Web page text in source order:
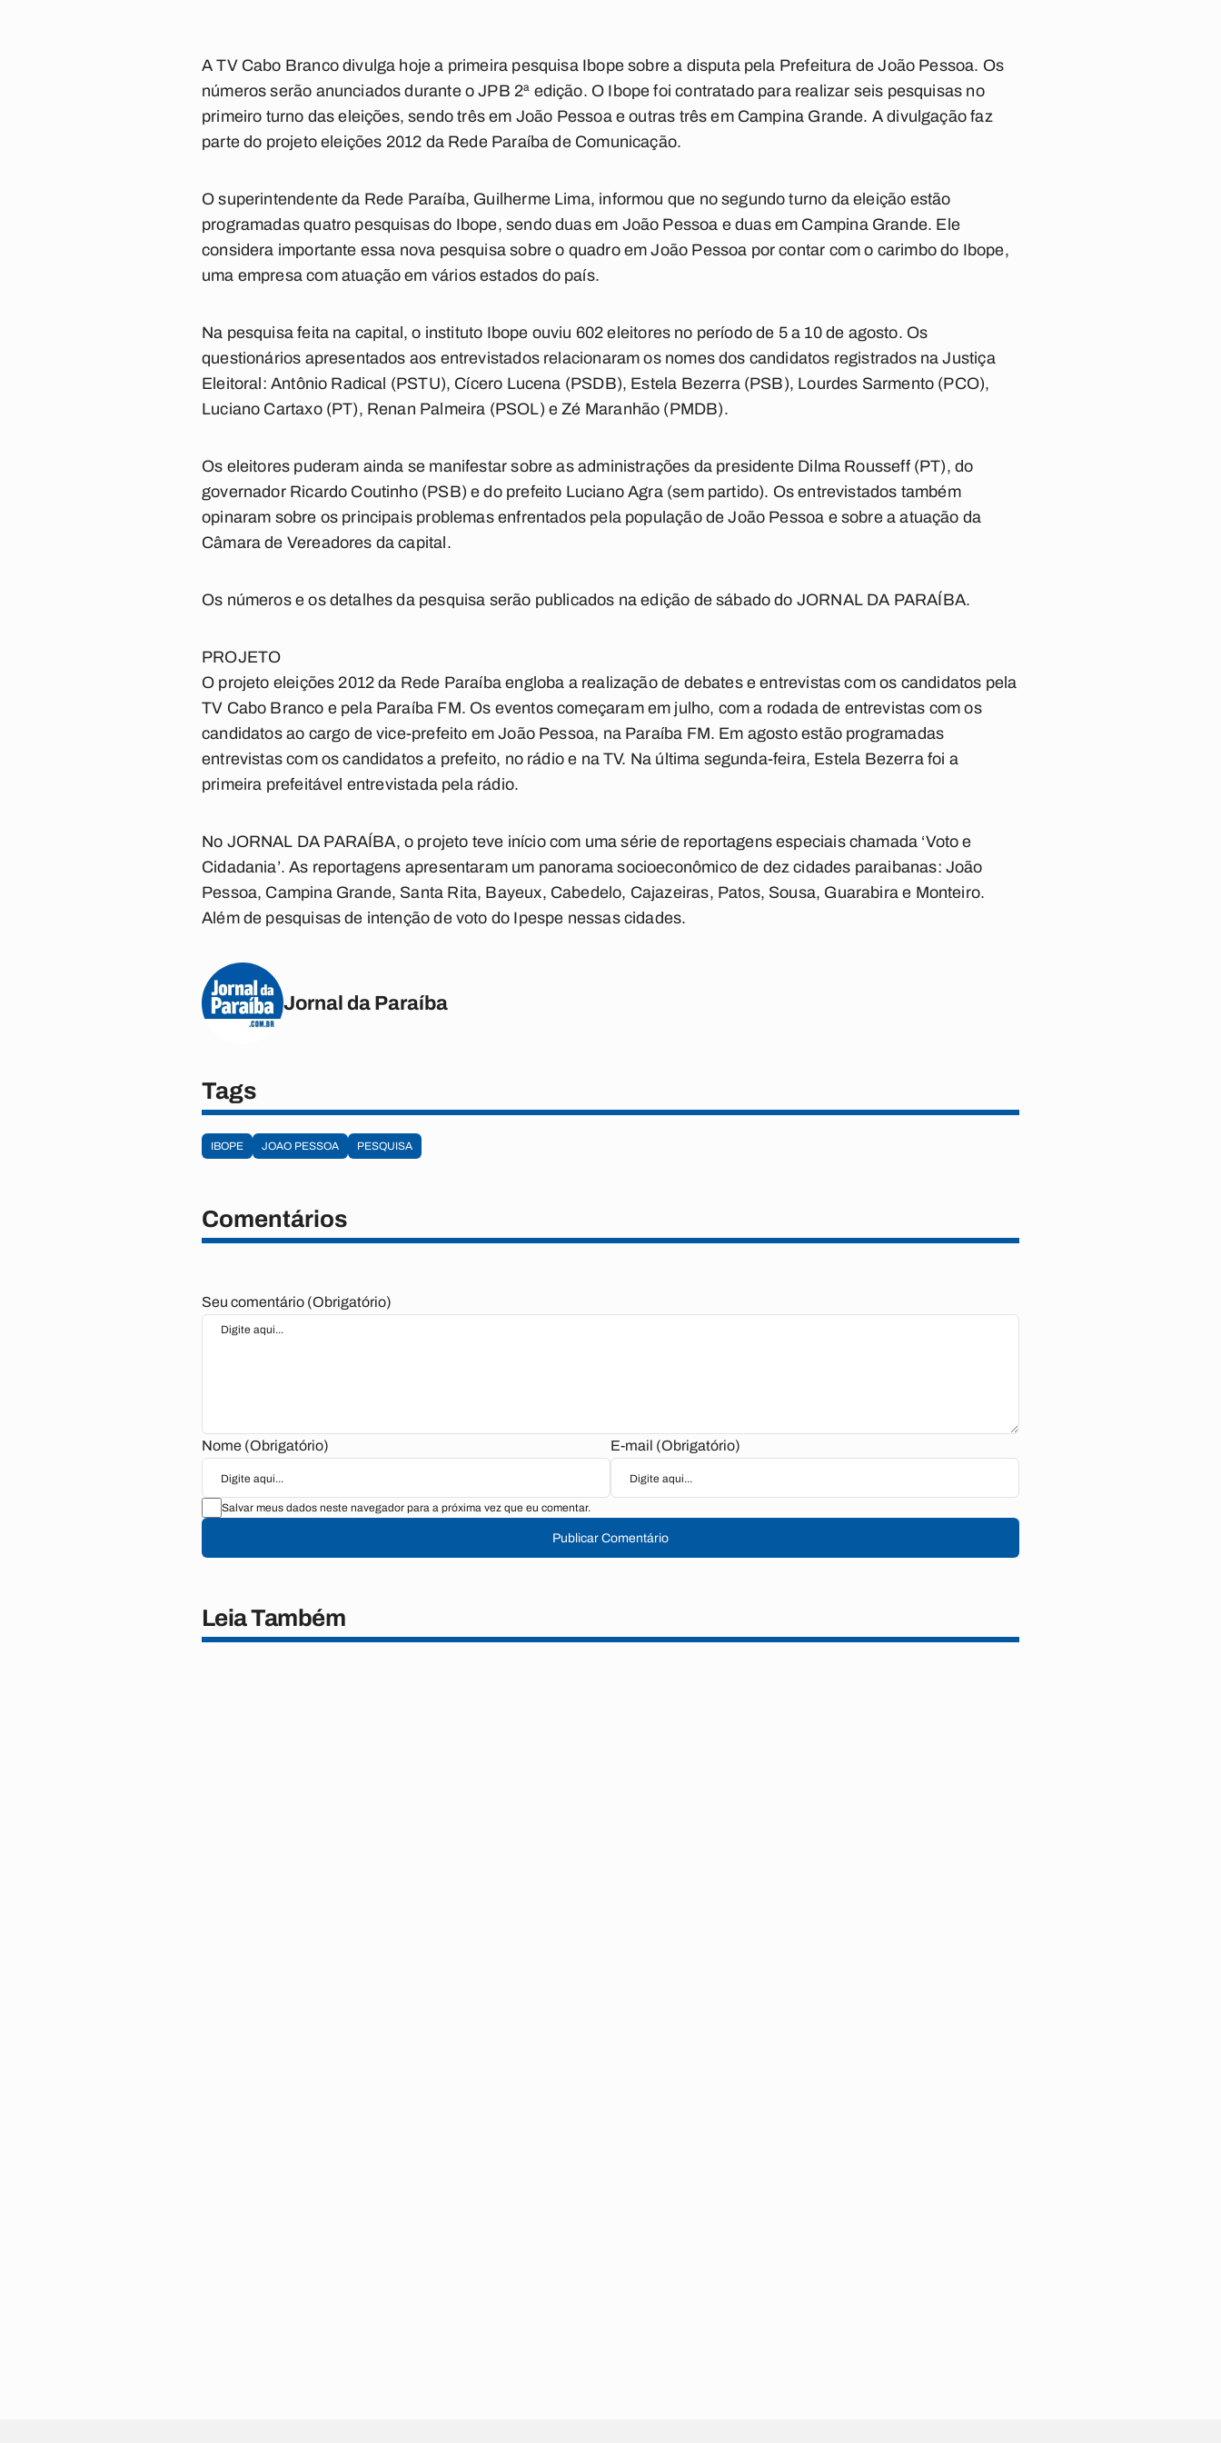
A TV Cabo Branco divulga hoje a primeira pesquisa Ibope sobre a disputa pela Prefeitura de João Pessoa. Os
números serão anunciados durante o JPB 2ª edição. O Ibope foi contratado para realizar seis pesquisas no
primeiro turno das eleições, sendo três em João Pessoa e outras três em Campina Grande. A divulgação faz
parte do projeto eleições 2012 da Rede Paraíba de Comunicação.
O superintendente da Rede Paraíba, Guilherme Lima, informou que no segundo turno da eleição estão
programadas quatro pesquisas do Ibope, sendo duas em João Pessoa e duas em Campina Grande. Ele
considera importante essa nova pesquisa sobre o quadro em João Pessoa por contar com o carimbo do Ibope,
uma empresa com atuação em vários estados do país.
Na pesquisa feita na capital, o instituto Ibope ouviu 602 eleitores no período de 5 a 10 de agosto. Os
questionários apresentados aos entrevistados relacionaram os nomes dos candidatos registrados na Justiça
Eleitoral: Antônio Radical (PSTU), Cícero Lucena (PSDB), Estela Bezerra (PSB), Lourdes Sarmento (PCO),
Luciano Cartaxo (PT), Renan Palmeira (PSOL) e Zé Maranhão (PMDB).
Os eleitores puderam ainda se manifestar sobre as administrações da presidente Dilma Rousseff (PT), do
governador Ricardo Coutinho (PSB) e do prefeito Luciano Agra (sem partido). Os entrevistados também
opinaram sobre os principais problemas enfrentados pela população de João Pessoa e sobre a atuação da
Câmara de Vereadores da capital.
Os números e os detalhes da pesquisa serão publicados na edição de sábado do JORNAL DA PARAÍBA.
PROJETO
O projeto eleições 2012 da Rede Paraíba engloba a realização de debates e entrevistas com os candidatos pela
TV Cabo Branco e pela Paraíba FM. Os eventos começaram em julho, com a rodada de entrevistas com os
candidatos ao cargo de vice-prefeito em João Pessoa, na Paraíba FM. Em agosto estão programadas
entrevistas com os candidatos a prefeito, no rádio e na TV. Na última segunda-feira, Estela Bezerra foi a
primeira prefeitável entrevistada pela rádio.
No JORNAL DA PARAÍBA, o projeto teve início com uma série de reportagens especiais chamada ‘Voto e
Cidadania’. As reportagens apresentaram um panorama socioeconômico de dez cidades paraibanas: João
Pessoa, Campina Grande, Santa Rita, Bayeux, Cabedelo, Cajazeiras, Patos, Sousa, Guarabira e Monteiro.
Além de pesquisas de intenção de voto do Ipespe nessas cidades.
Jornal da Paraíba
Tags
IBOPE JOAO PESSOA PESQUISA
Comentários
Seu comentário (Obrigatório)
Nome (Obrigatório) E-mail (Obrigatório)
Salvar meus dados neste navegador para a próxima vez que eu comentar.
Publicar Comentário
Leia Também